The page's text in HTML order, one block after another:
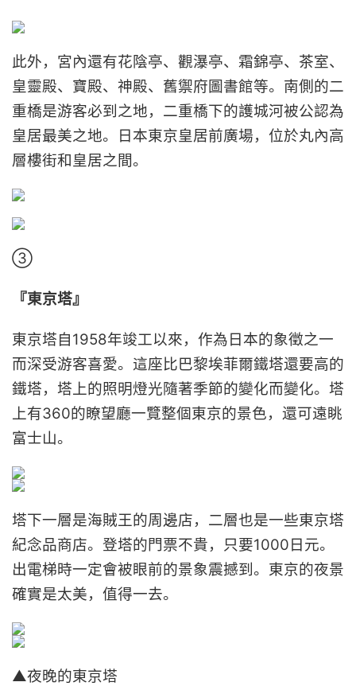
此外，宮內還有花陰亭、觀瀑亭、霜錦亭、茶室、
皇靈殿、寶殿、神殿、舊禦府圖書館等。南側的二
重橋是游客必到之地，二重橋下的護城河被公認為
皇居最美之地。日本東京皇居前廣場，位於丸內高
層樓街和皇居之間。
③
『東京塔』
東京塔自1958年竣工以來，作為日本的象徵之一
而深受游客喜愛。這座比巴黎埃菲爾鐵塔還要高的
鐵塔，塔上的照明燈光隨著季節的變化而變化。塔
上有360的瞭望廳一覽整個東京的景色，還可遠眺
富士山。
塔下一層是海賊王的周邊店，二層也是一些東京塔
紀念品商店。登塔的門票不貴，只要1000日元。
出電梯時一定會被眼前的景象震撼到。東京的夜景
確實是太美，值得一去。
▲夜晚的東京塔